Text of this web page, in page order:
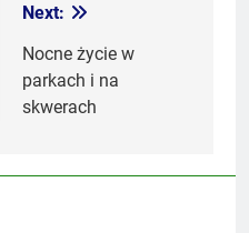
Next:
Nocne życie w
parkach i na
skwerach